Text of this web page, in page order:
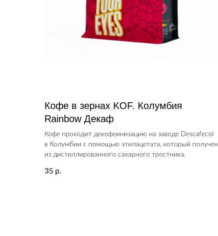
Кофе в зернах KOF. Колумбия
Rainbow Декаф
Кофе проходит декофеинизацию на заводе Descafecol
в Колумбии с помощью этилацетата, который получен
из дистиллированного сахарного тростника.
35 р.